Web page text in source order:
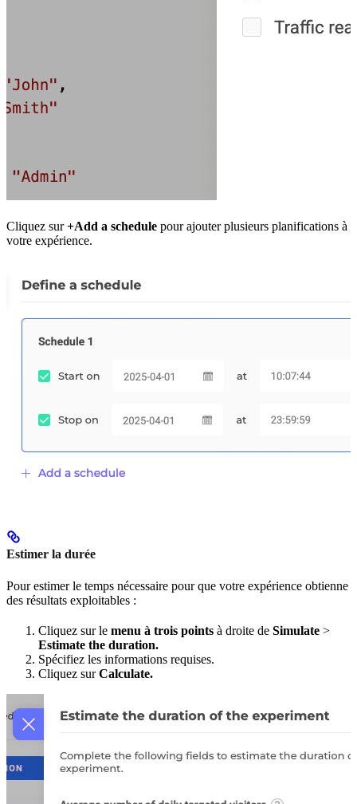
Cliquez sur+Add a schedule pour ajouter plusieurs planifications à
votre expérience.
Estimer la durée
Pour estimer le temps nécessaire pour que votre expérience obtienne
des résultats exploitables :
Cliquez sur le menu à trois points à droite de Simulate >
Estimate the duration.
Spécifiez les informations requises.
Cliquez surCalculate.